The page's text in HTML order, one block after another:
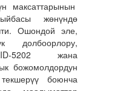
максаттарынын
жөнүндө
Ошондой эле,
долбоорлору,
5202 жана
божомолдордун
боюнча